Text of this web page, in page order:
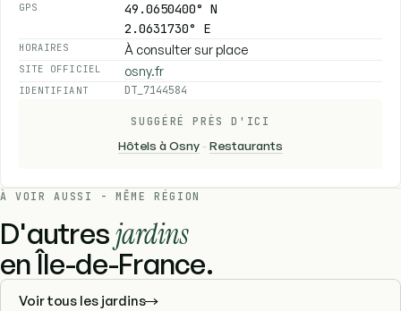
GPS
49.0650400° N
2.0631730° E
HORAIRES À consulter sur place
SITE OFFICIEL osny.fr
IDENTIFIANT DT_7144584
SUGGÉRÉ PRÈS D'ICI
Hôtels à Osny-Restaurants
À VOIR AUSSI - MÊME RÉGION
D'autresjardins
en Île-de-France.
Voir tous les jardins